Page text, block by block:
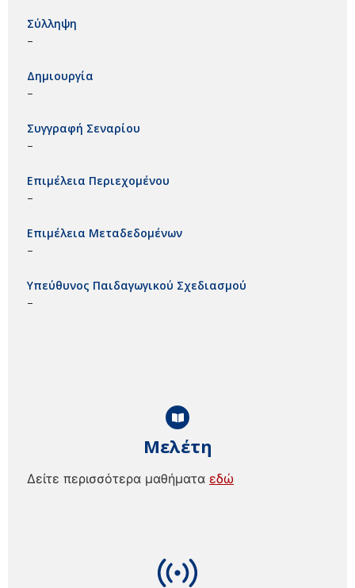
Μελέτη
Δείτε περισσότερα μαθήματα εδώ
Σύλληψη
–
Δημιουργία
–
Συγγραφή Σεναρίου
–
Επιμέλεια Περιεχομένου
–
Επιμέλεια Μεταδεδομένων
–
Υπεύθυνος Παιδαγωγικού Σχεδιασμού
–